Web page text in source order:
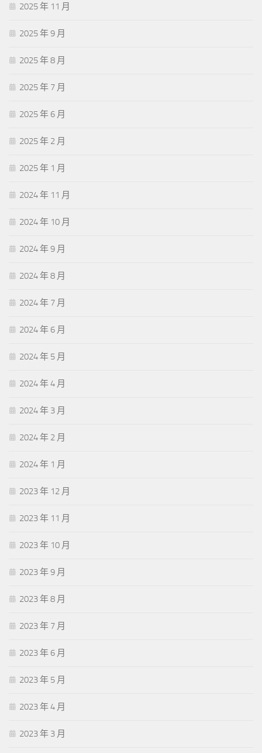
2025 年 11 月
2025 年 9 月
2025 年 8 月
2025 年 7 月
2025 年 6 月
2025 年 2 月
2025 年 1 月
2024 年 11 月
2024 年 10 月
2024 年 9 月
2024 年 8 月
2024 年 7 月
2024 年 6 月
2024 年 5 月
2024 年 4 月
2024 年 3 月
2024 年 2 月
2024 年 1 月
2023 年 12 月
2023 年 11 月
2023 年 10 月
2023 年 9 月
2023 年 8 月
2023 年 7 月
2023 年 6 月
2023 年 5 月
2023 年 4 月
2023 年 3 月